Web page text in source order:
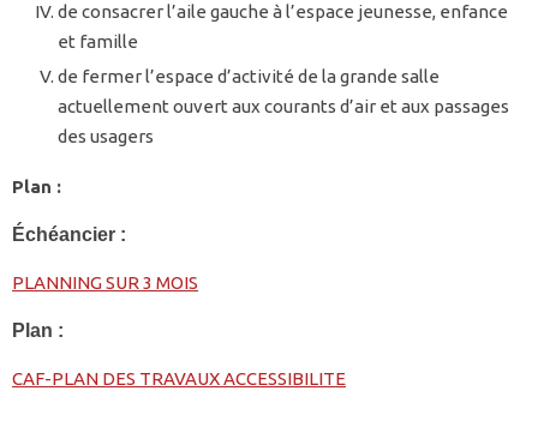
de consacrer l’aile gauche à l’espace jeunesse, enfance
et famille
de fermer l’espace d’activité de la grande salle
actuellement ouvert aux courants d’air et aux passages
des usagers
Plan :
Échéancier :
PLANNING SUR 3 MOIS
Plan :
CAF-PLAN DES TRAVAUX ACCESSIBILITE